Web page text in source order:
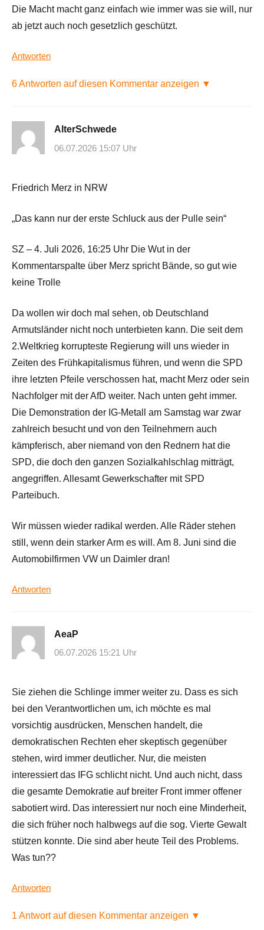
Die Macht macht ganz einfach wie immer was sie will, nur
ab jetzt auch noch gesetzlich geschützt.
Antworten
6 Antworten auf diesen Kommentar anzeigen ▼
AlterSchwede
06.07.2026 15:07 Uhr
Friedrich Merz in NRW
„Das kann nur der erste Schluck aus der Pulle sein“
SZ – 4. Juli 2026, 16:25 Uhr Die Wut in der
Kommentarspalte über Merz spricht Bände, so gut wie
keine Trolle
Da wollen wir doch mal sehen, ob Deutschland
Armutsländer nicht noch unterbieten kann. Die seit dem
2.Weltkrieg korrupteste Regierung will uns wieder in
Zeiten des Frühkapitalismus führen, und wenn die SPD
ihre letzten Pfeile verschossen hat, macht Merz oder sein
Nachfolger mit der AfD weiter. Nach unten geht immer.
Die Demonstration der IG-Metall am Samstag war zwar
zahlreich besucht und von den Teilnehmern auch
kämpferisch, aber niemand von den Rednern hat die
SPD, die doch den ganzen Sozialkahlschlag mitträgt,
angegriffen. Allesamt Gewerkschafter mit SPD
Parteibuch.
Wir müssen wieder radikal werden. Alle Räder stehen
still, wenn dein starker Arm es will. Am 8. Juni sind die
Automobilfirmen VW un Daimler dran!
Antworten
AeaP
06.07.2026 15:21 Uhr
Sie ziehen die Schlinge immer weiter zu. Dass es sich
bei den Verantwortlichen um, ich möchte es mal
vorsichtig ausdrücken, Menschen handelt, die
demokratischen Rechten eher skeptisch gegenüber
stehen, wird immer deutlicher. Nur, die meisten
interessiert das IFG schlicht nicht. Und auch nicht, dass
die gesamte Demokratie auf breiter Front immer offener
sabotiert wird. Das interessiert nur noch eine Minderheit,
die sich früher noch halbwegs auf die sog. Vierte Gewalt
stützen konnte. Die sind aber heute Teil des Problems.
Was tun??
Antworten
1 Antwort auf diesen Kommentar anzeigen ▼